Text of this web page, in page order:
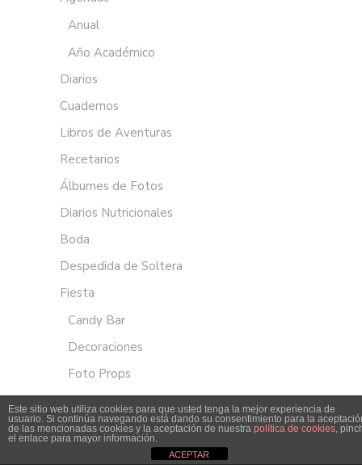
Anual
Año Académico
Diarios
Cuadernos
Libros de Aventuras
Recetarios
Álbumes de Fotos
Diarios Nutricionales
Boda
Despedida de Soltera
Fiesta
Candy Bar
Decoraciones
Foto Props
Juegos
Papelería
Este sitio web utiliza cookies para que usted tenga la mejor experiencia de
usuario. Si continúa navegando está dando su consentimiento para la
de las mencionadas cookies y la aceptación de nuestra política de cookies,
el enlace para mayor información.
ACEPTAR